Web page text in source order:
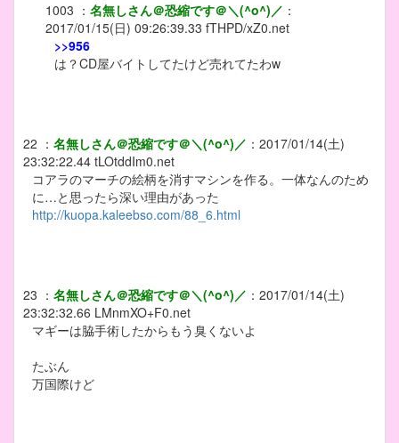
1003 ： 名無しさん＠恐縮です＠＼(^o^)／ ：
2017/01/15(日) 09:26:39.33 fTHPD/xZ0.net
>>956
は？CD屋バイトしてたけど売れてたわw
22 ： 名無しさん＠恐縮です＠＼(^o^)／ ： 2017/01/14(土)
23:32:22.44 tLOtddIm0.net
コアラのマーチの絵柄を消すマシンを作る。一体なんのため
に…と思ったら深い理由があった
http://kuopa.kaleebso.com/88_6.html
23 ： 名無しさん＠恐縮です＠＼(^o^)／ ： 2017/01/14(土)
23:32:32.66 LMnmXO+F0.net
マギーは脇手術したからもう臭くないよ
たぶん
万国際けど